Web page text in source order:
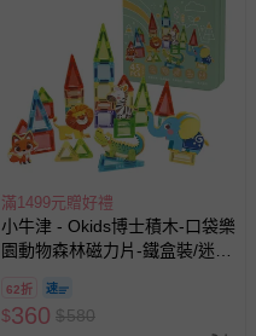
滿1499元贈好禮
小牛津 - Okids博士積木-口袋樂
園動物森林磁力片-鐵盒裝/迷你
62折
$360 $580